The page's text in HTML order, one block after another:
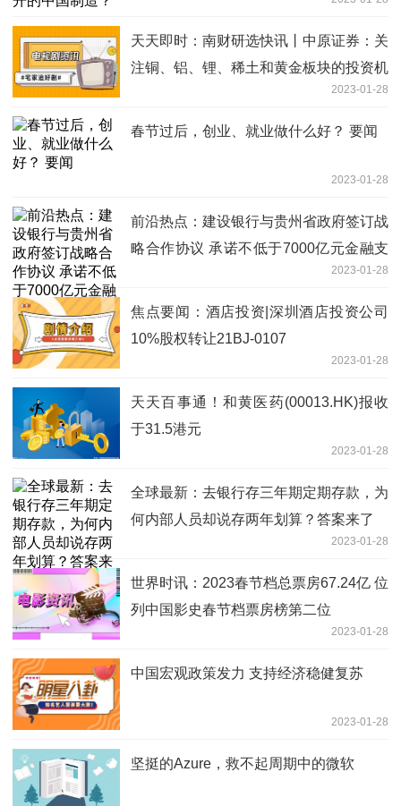
天天即时：南财研选快讯丨​中原证券：关
注铜、铝、锂、稀土和黄金板块的投资机
2023-01-28
春节过后，创业、就业做什么好？ 要闻
2023-01-28
前沿热点：建设银行与贵州省政府签订战
略合作协议 承诺不低于7000亿元金融支
2023-01-28
焦点要闻：酒店投资|深圳酒店投资公司
10%股权转让21BJ-0107
2023-01-28
天天百事通！和黄医药(00013.HK)报收
于31.5港元
2023-01-28
全球最新：去银行存三年期定期存款，为
何内部人员却说存两年划算？答案来了
2023-01-28
世界时讯：2023春节档总票房67.24亿 位
列中国影史春节档票房榜第二位
2023-01-28
中国宏观政策发力 支持经济稳健复苏
2023-01-28
坚挺的Azure，救不起周期中的微软